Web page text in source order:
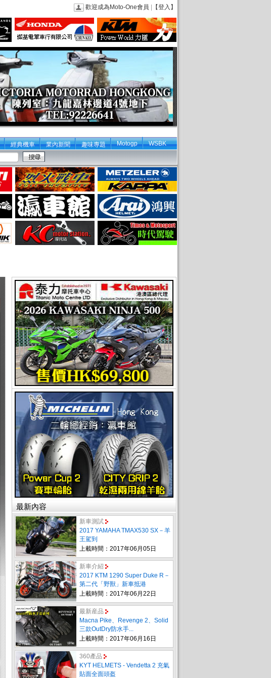
歡迎成為Moto-One會員 【登入】
經典機車 業內新聞 趣味專題 Motogp WSBK
最新內容
新車測試
2017 YAMAHA TMAX530 SX－羊
王駕到
上載時間：2017年06月05日
新車介紹
2017 KTM 1290 Super Duke R－
第二代「野獸」新車抵港
上載時間：2017年06月22日
最新産品
Macna Pike、Revenge 2、Solid
三款OutDry防水手...
上載時間：2017年06月16日
360產品
KYT HELMETS - Vendetta 2 充氣
貼面全面頭盔